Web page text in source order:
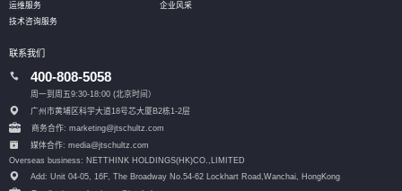
运维服务
技术咨询服务
企业风采
联系我们
400-808-5058
周一到周五9:30-18:00 (北京时间）
广州市黄埔区科学大道18号芯大厦B2栋1-2层
商务合作: marketing@jtschultz.com
媒体合作: media@jtschultz.com
Overseas business: NETTHINK HOLDINGS(HK)CO.,LIMITED
Add: Unit 04-05, 16F, The Broadway No.54-62 Lockhart Road, Wanchai, HongKong